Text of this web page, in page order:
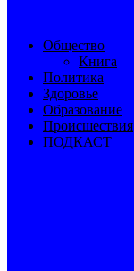
Общество
Книга
Политика
Здоровье
Образование
Происшествия
ПОДКАСТ